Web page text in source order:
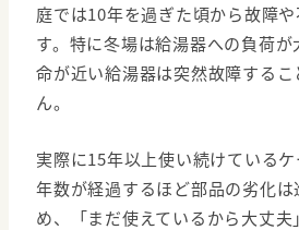
庭では10年を過ぎた頃から故障
す。特に冬場は給湯器への負荷
命が近い給湯器は突然故障する
ん。
実際に15年以上使い続けているケ
年数が経過するほど部品の劣化
め、「まだ使えているから大丈夫